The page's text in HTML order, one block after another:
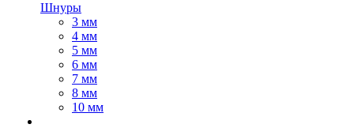
Шнуры
3 мм
4 мм
5 мм
6 мм
7 мм
8 мм
10 мм